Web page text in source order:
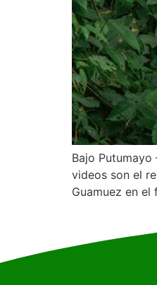
Bajo
videos son el
Guamuez en